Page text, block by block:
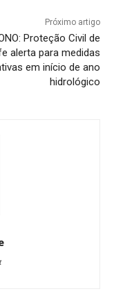
Próximo artigo
Proteção Civil de
alerta para medidas
em início de ano
hidrológico